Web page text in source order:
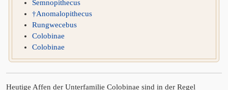
Semnopithecus
†Anomalopithecus
Rungwecebus
Colobinae
Colobinae
Heutige Affen der Unterfamilie Colobinae sind in der Regel